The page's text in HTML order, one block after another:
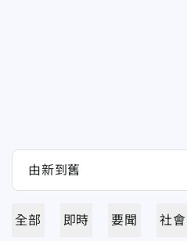
全部 即時 要聞 社會